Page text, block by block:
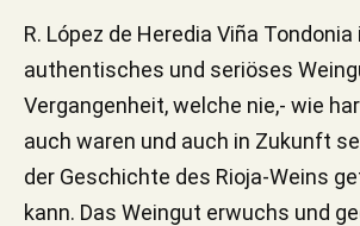
R. López de Heredia Viña
authentisches und seriöses
Vergangenheit, welche nie,- wie
auch waren und auch in Zukunft
der Geschichte des Rioja-Weins
kann. Das Weingut erwuchs und